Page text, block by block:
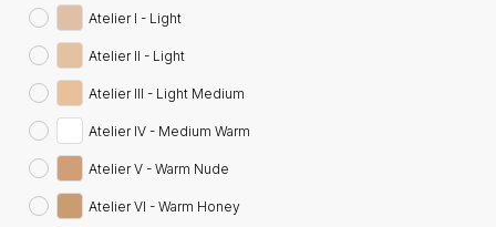
Atelier I - Light
Atelier II - Light
Atelier III - Light Medium
Atelier IV - Medium Warm
Atelier V - Warm Nude
Atelier VI - Warm Honey